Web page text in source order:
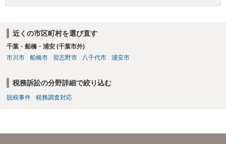
近くの市区町村を選び直す
千葉・船橋・浦安 (千葉市外)
市川市
船橋市 習志野市 八千代市 浦安市
税務訴訟の分野詳細で絞り込む
脱税事件 税務調査対応